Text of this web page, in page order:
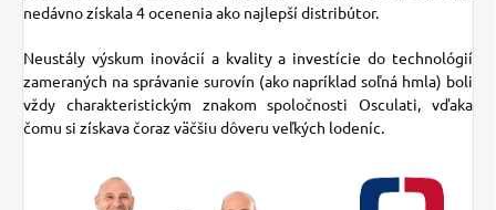
nedávno získala 4 ocenenia ako najlepší distribútor.
Neustály výskum inovácií a kvality a investície do technológií
zameraných na správanie surovín (ako napríklad soľná hmla) boli
vždy charakteristickým znakom spoločnosti Osculati, vďaka
čomu si získava čoraz väčšiu dôveru veľkých lodeníc.